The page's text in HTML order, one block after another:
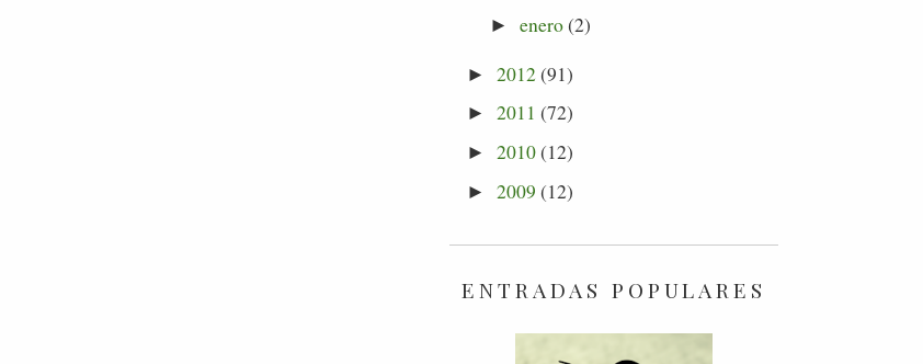
►enero(2)
► 2012(91)
► 2011 (72)
► 2010(12)
► 2009 (12)
ENTRADAS POPULARES